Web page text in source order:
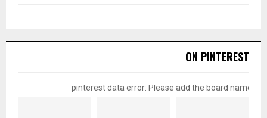
ON PINTEREST
pinterest data error: Please add the board name